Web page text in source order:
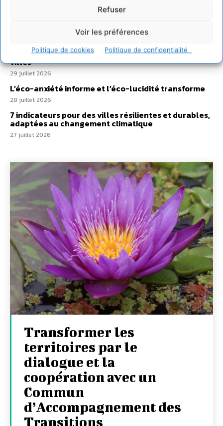
Refuser
Voir les préférences
Politique de cookies Politique de confidentialité
Développer notre attention aux espèces vivantes
Un kit citoyen pour lever les freins au
développement des forêts comestibles dans nos
villes
29 juillet 2026
L’éco-anxiété informe et l’éco-lucidité transforme
28 juillet 2026
7 indicateurs pour des villes résilientes et durables,
adaptées au changement climatique
27 juillet 2026
Transformer les
territoires par le
dialogue et la
coopération avec un
Commun
d’Accompagnement des
Transitions